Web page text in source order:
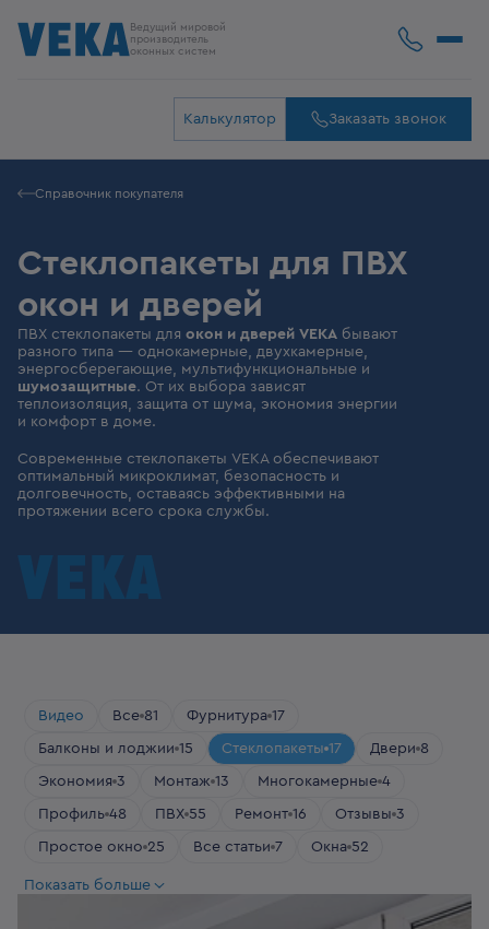
Ведущий мировой
производитель
оконных систем
Калькулятор Заказать звонок
Справочник покупателя
Стеклопакеты для ПВХ
окон и дверей
ПВХ стеклопакеты для окон и дверей VEKA бывают
разного типа — однокамерные, двухкамерные,
энергосберегающие, мультифункциональные и
шумозащитные. От их выбора зависят
теплоизоляция, защита от шума, экономия энергии
и комфорт в доме.
Современные стеклопакеты VEKA обеспечивают
оптимальный микроклимат, безопасность и
долговечность, оставаясь эффективными на
протяжении всего срока службы.
Видео Все 81 Фурнитура 17
Балконы и лоджии 15 Стеклопакеты 17 Двери 8
Экономия 3 Монтаж 13 Многокамерные 4
Профиль 48 ПВХ 55 Ремонт 16 Отзывы 3
Простое окно 25 Все статьи 7 Окна 52
Загородное жилье
Показать больше